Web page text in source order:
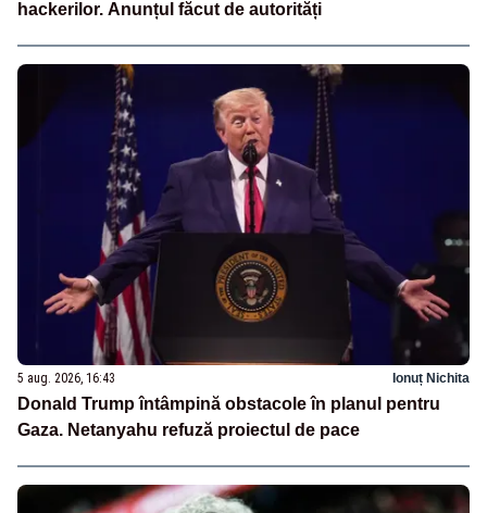
hackerilor. Anunțul făcut de autorități
5 aug. 2026, 16:43 Ionuț Nichita
Donald Trump întâmpină obstacole în planul pentru
Gaza. Netanyahu refuză proiectul de pace